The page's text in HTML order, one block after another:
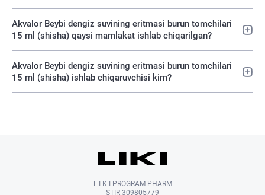
Akvalor Beybi dengiz suvining eritmasi burun tomchilari
15 ml (shisha) qaysi mamlakat ishlab chiqarilgan?
Akvalor Beybi dengiz suvining eritmasi burun tomchilari
15 ml (shisha) ishlab chiqaruvchisi kim?
L-I-K-I PROGRAM PHARM
STIR 309805779